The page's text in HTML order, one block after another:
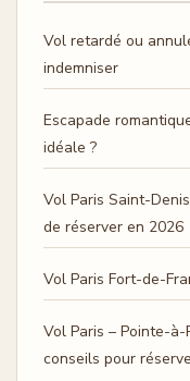
Vol retardé ou
indemniser
Escapade
idéale ?
Vol Paris Saint-
de réserver en 2026
Vol Paris Fort-de-
Vol Paris – Pointe-
conseils pour